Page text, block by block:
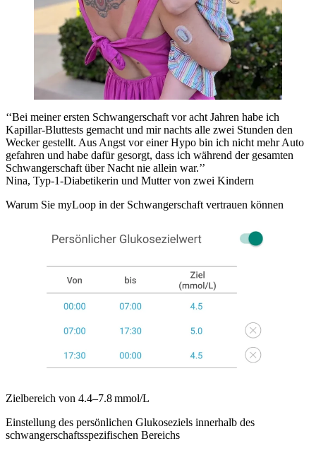
‘‘Bei meiner ersten Schwangerschaft vor acht Jahren habe ich
Kapillar-Bluttests gemacht und mir nachts alle zwei Stunden den
Wecker gestellt. Aus Angst vor einer Hypo bin ich nicht mehr Auto
gefahren und habe dafür gesorgt, dass ich während der gesamten
Schwangerschaft über Nacht nie allein war.’’
Nina, Typ-1-Diabetikerin und Mutter von zwei Kindern
Warum Sie myLoop in der Schwangerschaft vertrauen können
Zielbereich von 4.4–7.8 mmol/L
Einstellung des persönlichen Glukoseziels innerhalb des
schwangerschaftsspezifischen Bereichs